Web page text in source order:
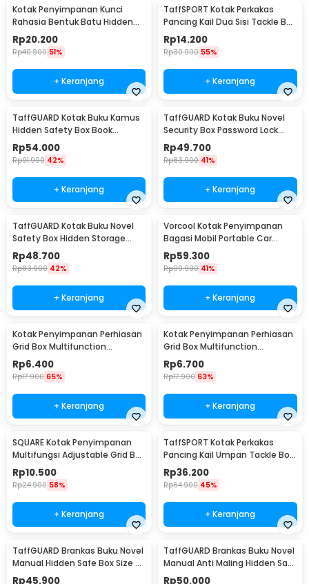
Kotak Penyimpanan Kunci
Rahasia Bentuk Batu Hidden
Key Box - B0521
Rp20.200
Rp40.900 51%
+ Keranjang
TaffSPORT Kotak Perkakas
Pancing Kail Dua Sisi Tackle Box
14 Grid - LX01
Rp14.200
Rp30.900 55%
+ Keranjang
TaffGUARD Kotak Buku Kamus
Hidden Safety Box Book
Password Lock Size S - KB-10P
Rp54.000
Rp91.900 42%
+ Keranjang
TaffGUARD Kotak Buku Novel
Security Box Password Lock
Size S - KB-20P
Rp49.700
Rp83.900 41%
+ Keranjang
TaffGUARD Kotak Buku Novel
Safety Box Hidden Storage
Password Lock - KB-30P
Rp48.700
Rp83.900 42%
+ Keranjang
Vorcool Kotak Penyimpanan
Bagasi Mobil Portable Car
Storage Box 25 L - VL25
Rp59.300
Rp99.900 41%
+ Keranjang
Kotak Penyimpanan Perhiasan
Grid Box Multifunction
Organizer 24 Slot - J13/J24
Rp6.400
Rp17.900 65%
+ Keranjang
Kotak Penyimpanan Perhiasan
Grid Box Multifunction
Organizer 13 Slot - J13/J24
Rp6.700
Rp17.900 63%
+ Keranjang
SQUARE Kotak Penyimpanan
Multifungsi Adjustable Grid Box
24 Slot - J24D
Rp10.500
Rp24.900 58%
+ Keranjang
TaffSPORT Kotak Perkakas
Pancing Kail Umpan Tackle Box
14 Grid - LYH-1017
Rp36.200
Rp64.900 45%
+ Keranjang
TaffGUARD Brankas Buku Novel
Manual Hidden Safe Box Size S
- KB-20L
Rp45.900
TaffGUARD Brankas Buku Novel
Manual Anti Maling Hidden Safe
Box Size S - KB-20L
Rp50.000